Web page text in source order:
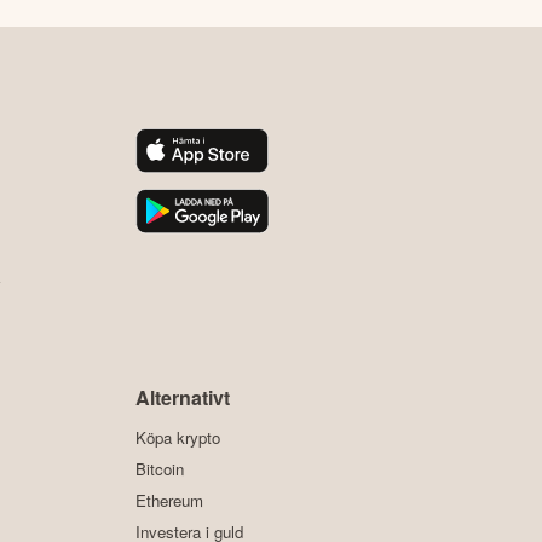
Alternativt
Köpa krypto
Bitcoin
Ethereum
Investera i guld